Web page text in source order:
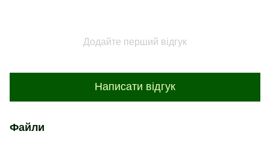
Додайте перший відгук
Написати відгук
Файли